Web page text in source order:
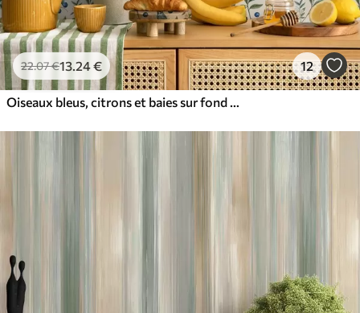
22.07€13.24€ 12
Oiseaux bleus, citrons et baies sur fond blanc